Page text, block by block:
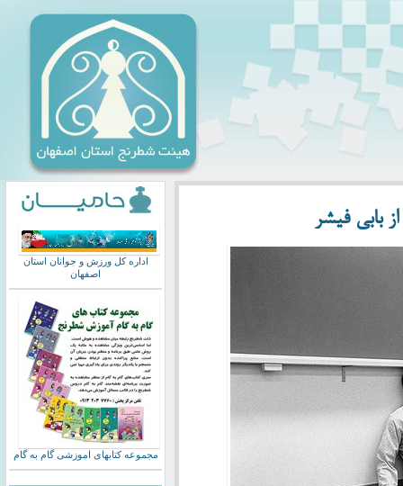
بابی فیشر
اداره کل ورزش و جوانان استان
اصفهان
مجموعه کتابهای اموزشی گام به گام